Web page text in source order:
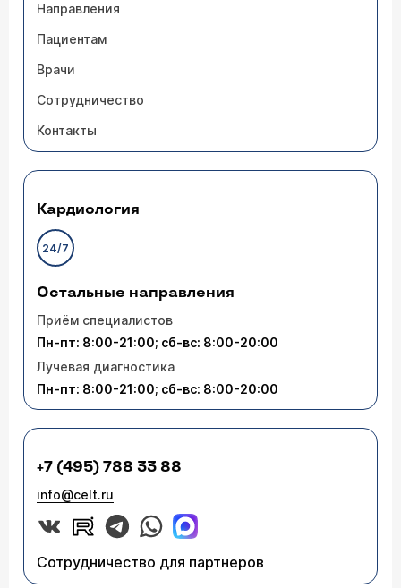
Направления
Пациентам
Врачи
Сотрудничество
Контакты
Кардиология
24/7
Остальные направления
Приём специалистов
Пн-пт: 8:00-21:00; сб-вс: 8:00-20:00
Лучевая диагностика
Пн-пт: 8:00-21:00; сб-вс: 8:00-20:00
+7 (495) 788 33 88
info@celt.ru
Сотрудничество для партнеров